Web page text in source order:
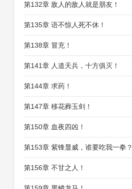
第132章 敌人的敌人就是朋友！
第135章 语不惊人死不休！
第138章 冒充！
第141章 人道天兵，十方俱灭！
第144章 求药！
第147章 移花葬玉剑！
第150章 血夜四凶！
第153章 紫锋显威，谁要吃我一拳？
第156章 不甘之人！